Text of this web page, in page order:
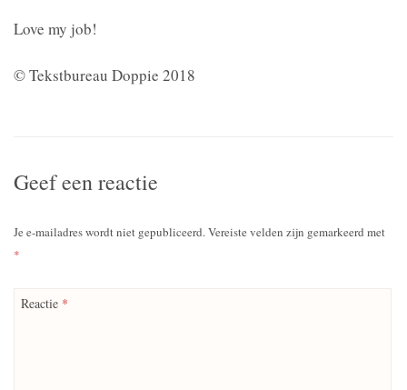
Love my job!
© Tekstbureau Doppie 2018
Geef een reactie
Je e-mailadres wordt niet gepubliceerd.Vereiste velden zijn gemarkeerd met
*
Reactie *